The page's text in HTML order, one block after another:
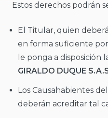
Estos derechos podrán
El Titular, quien
en forma suficiente
le ponga a disposición
GIRALDO DUQUE
Los Causahabientes
deberán acreditar tal